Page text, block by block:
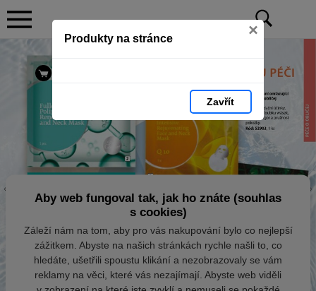
Produkty na stránce ×
Zavřít
Aby web fungoval tak, jak ho znáte (souhlas
s cookies)
Záleží nám na tom, aby pro vás nakupování bylo co nejlepší
zážitkem. Abyste na našich stránkách rychle našli to, co
hledáte, ušetřili spoustu klikání a nezobrazovaly se vám
reklamy na věci, které vás nezajímají. Abyste web viděli